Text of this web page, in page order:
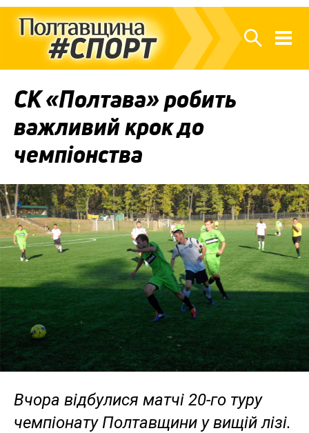
СК «Полтава» робить
важливий крок до
чемпіонства
Вчора відбулися матчі 20-го туру
чемпіонату Полтавщини у вищій лізі.